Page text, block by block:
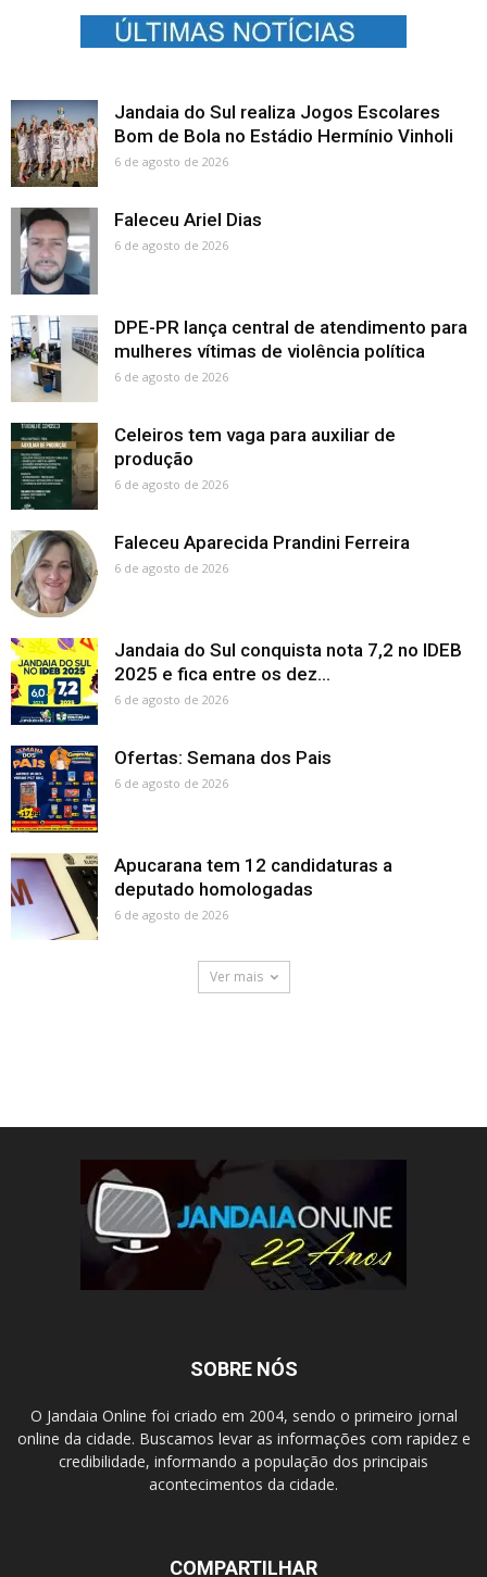
Jandaia do Sul realiza Jogos Escolares
Bom de Bola no Estádio Hermínio Vinholi
6 de agosto de 2026
Faleceu Ariel Dias
6 de agosto de 2026
DPE-PR lança central de atendimento para
mulheres vítimas de violência política
6 de agosto de 2026
Celeiros tem vaga para auxiliar de
produção
6 de agosto de 2026
Faleceu Aparecida Prandini Ferreira
6 de agosto de 2026
Jandaia do Sul conquista nota 7,2 no IDEB
2025 e fica entre os dez...
6 de agosto de 2026
Ofertas: Semana dos Pais
6 de agosto de 2026
Apucarana tem 12 candidaturas a
deputado homologadas
6 de agosto de 2026
Ver mais
SOBRE NÓS
O Jandaia Online foi criado em 2004, sendo o primeiro jornal
online da cidade. Buscamos levar as informações com rapidez e
credibilidade, informando a população dos principais
acontecimentos da cidade.
COMPARTILHAR